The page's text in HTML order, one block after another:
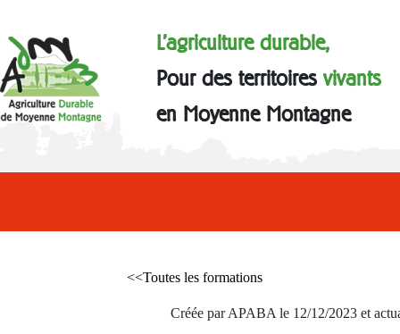
L'agriculture durable,
Pour des territoiresvivants
en Moyenne Montagne
<<Toutes les formations
Créée par APABA le 12/12/2023 et